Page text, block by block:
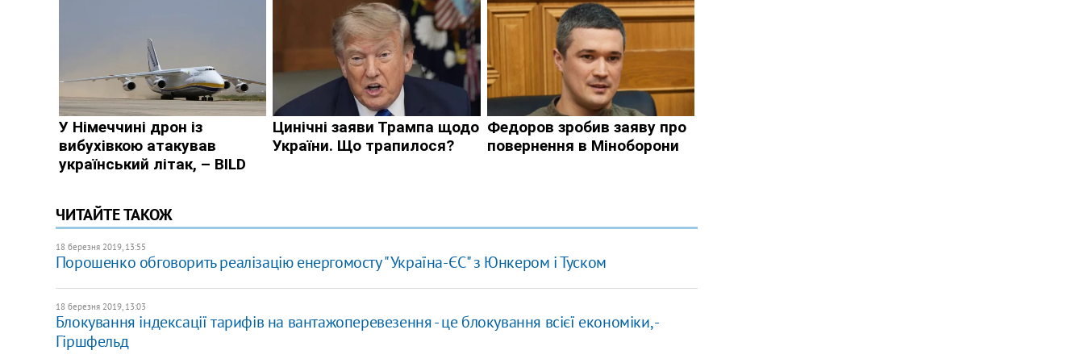
ЧИТАЙТЕ ТАКОЖ
18 березня 2019, 13:55
Порошенко обговорить реалізацію енергомосту "Україна-ЄС" з Юнкером і Туском
18 березня 2019, 13:03
Блокування індексації тарифів на вантажоперевезення - це блокування всієї економіки, -
Гіршфельд